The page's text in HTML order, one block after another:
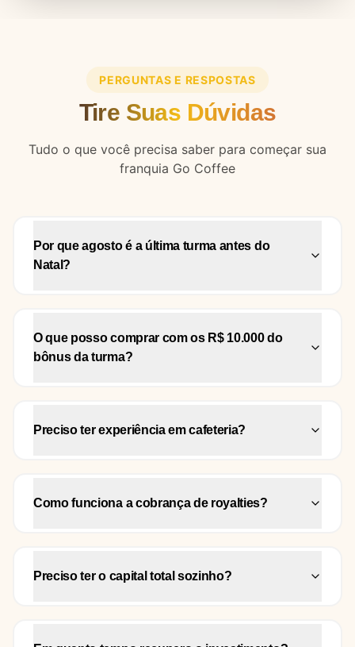
PERGUNTAS E RESPOSTAS
Tire Suas Dúvidas
Tudo o que você precisa saber para começar sua
franquia Go Coffee
Por que agosto é a última turma antes do
Natal?
O que posso comprar com os R$ 10.000 do
bônus da turma?
Preciso ter experiência em cafeteria?
Como funciona a cobrança de royalties?
Preciso ter o capital total sozinho?